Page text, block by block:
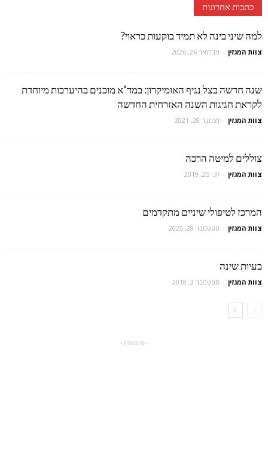
כתבות אחרונות
למה שיני בינה לא תמיד בוקעות כראוי?
צוות המגזין - פברואר 26, 2026
שנה חדשה בצל נגיף האומיקרון: במד"א מוכנים בהיערכות מיוחדת
לקראת חגיגות השנה האזרחית החדשה
צוות המגזין - דצמבר 28, 2021
צוללים למיטה הרכה
צוות המגזין - יוני 25, 2019
המרכז לטיפולי שיניים מתקדמים
צוות המגזין - ספטמבר 28, 2025
בעיות שינה
צוות המגזין - ספטמבר 3, 2018
- פרסומת -